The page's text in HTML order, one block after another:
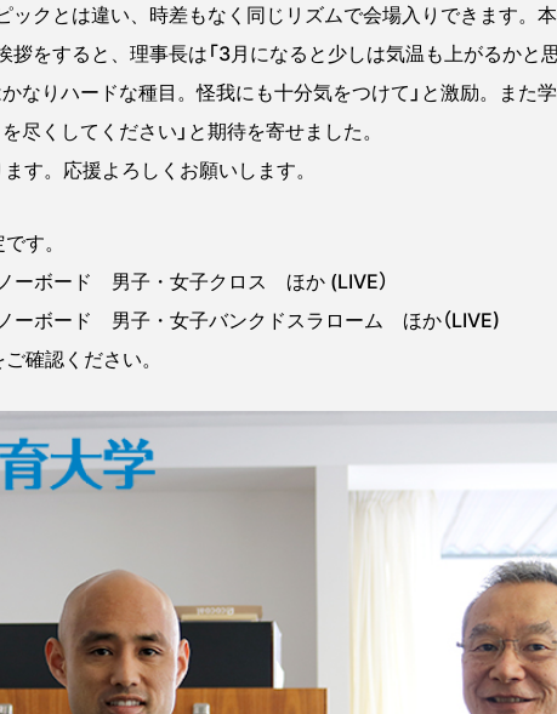
ックとは違い、時差もなく同じリズムで会場入りできます。
拶をすると、理事長は「3月になると少しは気温も上がるかと
なりハードな種目。怪我にも十分気をつけて」と激励。また
尽くしてください」と期待を寄せました。
す。応援よろしくお願いします。
す。
ーボード 男子・女子クロス ほか (LIVE）
ーボード 男子・女子バンクドスラローム ほか（LIVE)
確認ください。